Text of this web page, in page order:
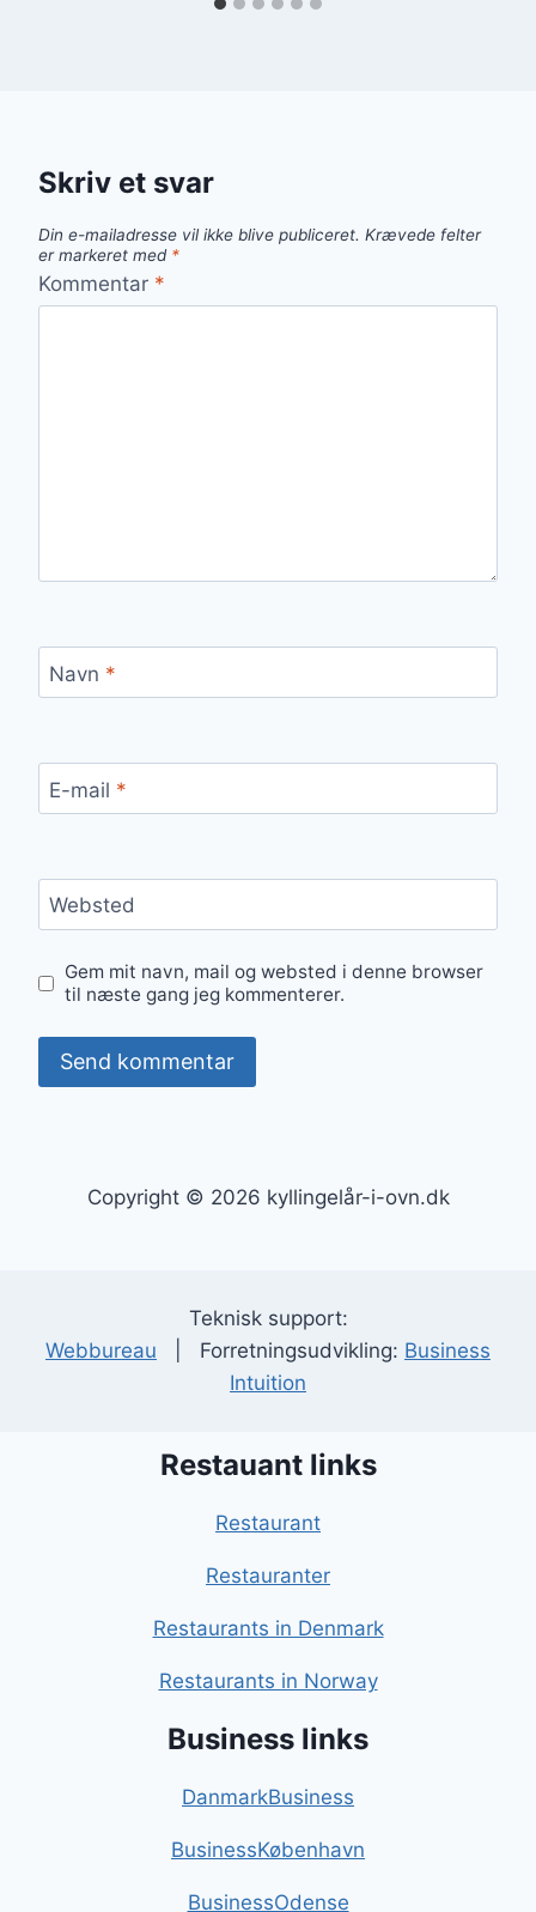
Skriv et svar
Din e-mailadresse vil ikke blive publiceret. Krævede felter
er markeret med *
Kommentar *
Navn *
E-mail *
Websted
Gem mit navn, mail og websted i denne browser
til næste gang jeg kommenterer.
Copyright © 2026 kyllingelår-i-ovn.dk
Teknisk support:
Webbureau | Forretningsudvikling: Business
Intuition
Restauant links
Restaurant
Restauranter
Restaurants in Denmark
Restaurants in Norway
Business links
DanmarkBusiness
BusinessKøbenhavn
BusinessOdense